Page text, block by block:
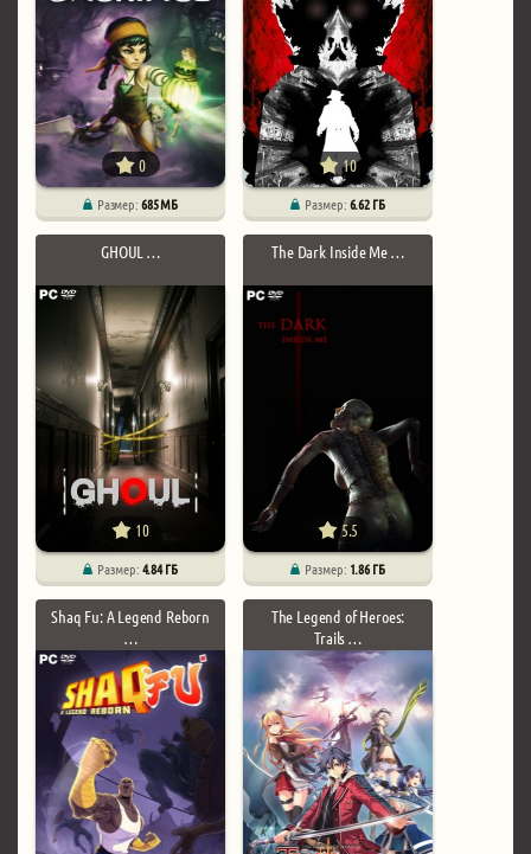
0
Размер:685 МБ
10
Размер:6.62 ГБ
GHOUL …
10
Размер:4.84 ГБ
The Dark Inside Me …
5.5
Размер: 1.86 ГБ
Shaq Fu: A Legend Reborn
…
The Legend of Heroes:
Trails …